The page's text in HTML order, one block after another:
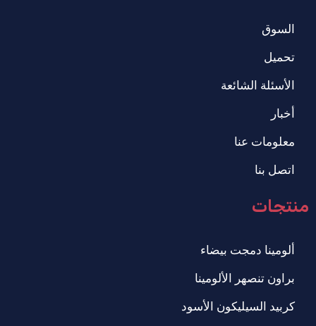
السوق
تحميل
الأسئلة الشائعة
أخبار
معلومات عنا
اتصل بنا
منتجات
ألومينا دمجت بيضاء
براون تنصهر الألومينا
كربيد السيليكون الأسود